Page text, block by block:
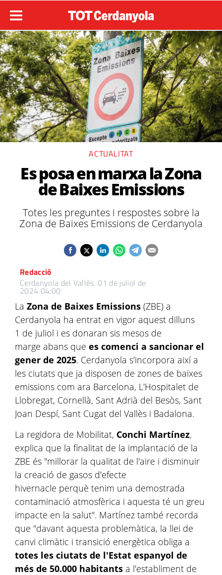
ACTUALITAT
Es posa en marxa la Zona
de Baixes Emissions
Totes les preguntes i respostes sobre la
Zona de Baixes Emissions de Cerdanyola
Redacció
Cerdanyola del Vallès. 01 de juliol de
2024 04:00
La Zona de Baixes Emissions (ZBE) a
Cerdanyola ha entrat en vigor aquest dilluns
1 de juliol i es donaran sis mesos de
marge abans que es comenci a sancionar el
gener de 2025. Cerdanyola s'incorpora així a
les ciutats que ja disposen de zones de baixes
emissions com ara Barcelona, L'Hospitalet de
Llobregat, Cornellà, Sant Adrià del Besòs, Sant
Joan Despí, Sant Cugat del Vallès i Badalona.
La regidora de Mobilitat, Conchi Martínez,
explica que la finalitat de la implantació de la
ZBE és "millorar la qualitat de l'aire i disminuir
la creació de gasos d'efecte
hivernacle perquè tenim una demostrada
contaminació atmosfèrica i aquesta té un greu
impacte en la salut". Martínez també recorda
que "davant aquesta problemàtica, la llei de
canvi climàtic i transició energètica obliga a
totes les ciutats de l'Estat espanyol de
més de 50.000 habitants a l'establiment de